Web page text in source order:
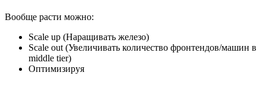
Вообще расти можно:
Scale up (Наращивать железо)
Scale out (Увеличивать количество фронтендов/машин в
middle tier)
Оптимизируя